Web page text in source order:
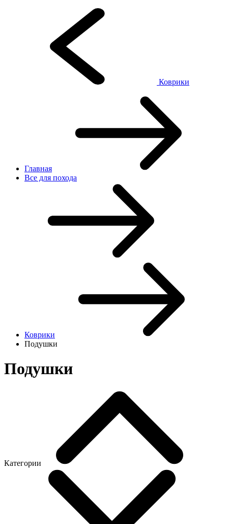
Коврики
Главная
Все для похода
Коврики
Подушки
Подушки
Категории